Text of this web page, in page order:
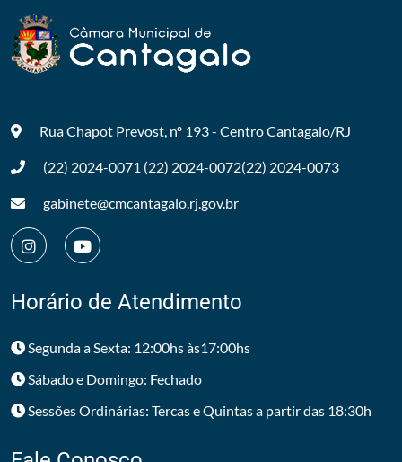
Rua Chapot Prevost, nº 193 - CentroCantagalo/RJ
(22) 2024-0071 (22) 2024-0072(22) 2024-0073
gabinete@cmcantagalo.rj.gov.br
Horário de Atendimento
Segunda a Sexta: 12:00hs às17:00hs
Sábado e Domingo: Fechado
Sessões Ordinárias: Tercas e Quintas a partir das 18:30h